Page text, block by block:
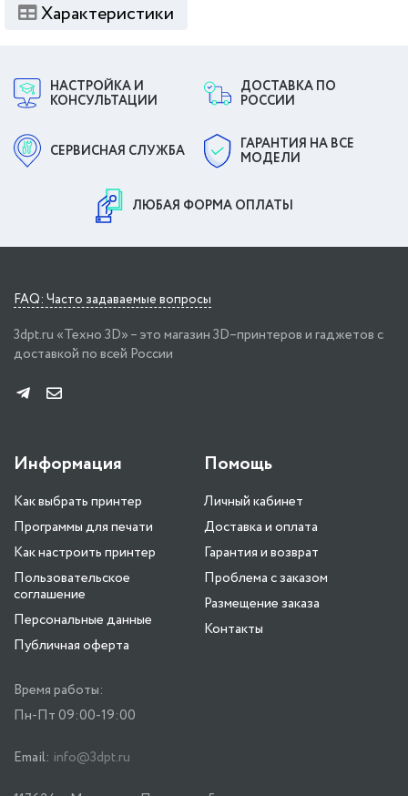
Характеристики
НАСТРОЙКА И
КОНСУЛЬТАЦИИ
ДОСТАВКА ПО
РОССИИ
СЕРВИСНАЯ СЛУЖБА
ГАРАНТИЯ НА ВСЕ
МОДЕЛИ
ЛЮБАЯ ФОРМА ОПЛАТЫ
FAQ: Часто задаваемые вопросы
3dpt.ru «Техно 3D» – это магазин 3D–принтеров и гаджетов с
доставкой по всей России
Информация
Как выбрать принтер
Программы для печати
Как настроить принтер
Пользовательское
соглашение
Персональные данные
Публичная оферта
Помощь
Личный кабинет
Доставка и оплата
Гарантия и возврат
Проблема с заказом
Размещение заказа
Контакты
Время работы:
Пн-Пт 09:00-19:00
Email: info@3dpt.ru